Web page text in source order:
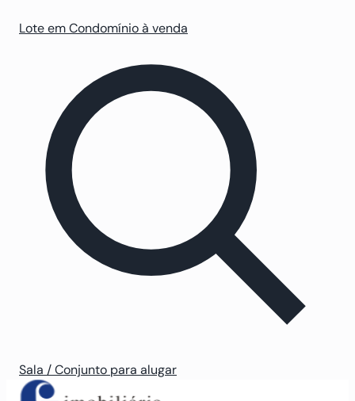
Lote em Condomínio à venda
Sala / Conjunto para alugar